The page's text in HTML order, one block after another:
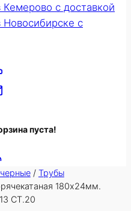
с доставкой
с
пуста!
/ Трубы
180х24мм.
СТ.20